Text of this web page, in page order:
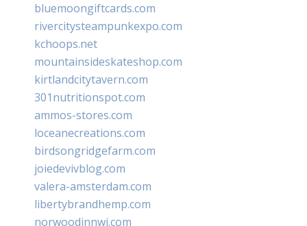
bluemoongiftcards.com
rivercitysteampunkexpo.com
kchoops.net
mountainsideskateshop.com
kirtlandcitytavern.com
301nutritionspot.com
ammos-stores.com
loceanecreations.com
birdsongridgefarm.com
joiedevivblog.com
valera-amsterdam.com
libertybrandhemp.com
norwoodinnwi.com